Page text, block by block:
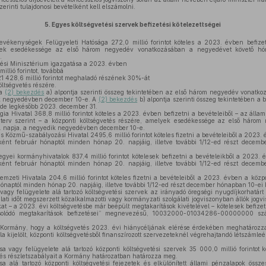
tulajdonosi bevételként kell elszámolni.
5. Egyes költségvetési szervek befizetési kötelezettségei
Felügyeleti Hatósága 272,0 millió forintot köteles a 2023. évben
esedékessége az első három negyedév vonatkozásában a negyedévet követő
Minisztérium igazgatása a 2023. évben
forintot, továbbá
428,6 millió forintot meghaladó részének 30%-át
részére.
(2) bekezdés a) alpontja szerinti összeg tekintetében az első három negyedév
december 10-e. A (2) bekezdés b) alpontja szerinti összeg tekintetében a
legkésőbb 2023. december 31.
Hivatal 368,8 millió forintot köteles a 2023. évben befizetni a bevételeiből – az
szerint – a központi költségvetés részére, amelyek esedékessége az első három
a negyedik negyedévben december 10-e.
Közmű-szabályozási Hivatal 2495,6 millió forintot köteles fizetni a bevételeiből a 2023.
február hónaptól minden hónap 20. napjáig, illetve további 1/12-ed részt
kormányhivatalok 837,4 millió forintot kötelesek befizetni a bevételeikből a 2023.
február hónaptól minden hónap 20. napjáig, illetve további 1/12-ed részt
Hivatala 204,6 millió forintot köteles fizetni a bevételeiből a 2023. évben a
minden hónap 20. napjáig, illetve további 1/12-ed részt december hónapban 10-ei
felügyelete alá tartozó költségvetési szervek az irányadó öregségi nyugdíjkorhatárt
időt megszerzett közalkalmazotti vagy kormányzati szolgálati jogviszonyban állók
– a 2023. évi költségvetésbe már beépült megtakarítások kivételével – kötelesek
megtakarítások befizetései” megnevezésű, 10032000-01034286-00000000
hogy a költségvetés 2023. évi hiánycéljának elérése érdekében
kijelölt, központi költségvetésből finanszírozott szervezeteknél végrehajtandó
vagy felügyelete alá tartozó központi költségvetési szervek 35 000,0 millió forintot
részletszabályait a Kormány határozatban határozza meg.
alá tartozó központi költségvetési fejezetek és elkülönített állami pénzalapok